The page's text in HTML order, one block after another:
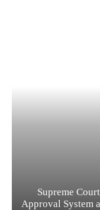
Supreme
Approval System